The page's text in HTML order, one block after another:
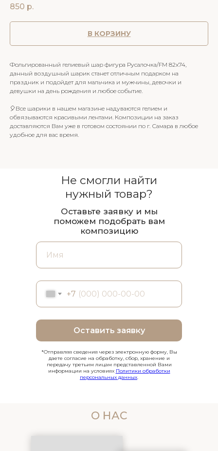
850 р.
В КОРЗИНУ
Фольгированный гелиевый шар фигура Русалочка/FM 82х74,
данный воздушный шарик станет отличным подарком на
праздник и подойдет для мальчика и мужчины, девочки и
девушки на день рождения и любое событие.
🎈Все шарики в нашем магазине надуваются гелием и
обвязываются красивыми лентами. Композиции на заказ
доставляются Вам уже в готовом состоянии по г. Самара в любое
удобное для вас время.
+7
Оставить заявку
Не смогли найти
нужный товар?
Оставьте заявку и мы
поможем подобрать вам
композицию
*Отправляя сведения через электронную форму, Вы
даете согласие на обработку, сбор, хранение и
передачу третьим лицам представленной Вами
информации на условиях Политики обработки
персональных данных.
О НАС